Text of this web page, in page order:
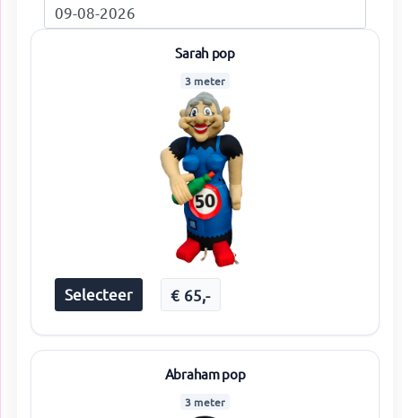
Sarah pop
3 meter
Selecteer € 65,-
Abraham pop
3 meter